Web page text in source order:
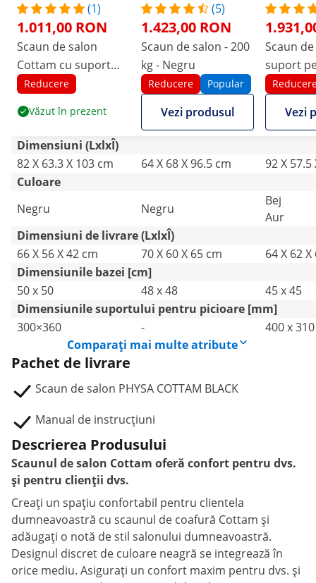
(1)
1.011,00 RON
Scaun de salon
Cottam cu suport
pentru picioare -
49 - 63 cm - 150 kg -
negru
Reducere
Văzut în prezent
(5)
1.423,00 RON
Scaun de salon - 200
kg - Negru
Reducere Popular
Vezi produsul
Scaun
suport
picioare
mm -
Vezi
Dimensiuni (LxlxÎ)
82 X 63.3 X 103 cm
64 X 68 X 96.5 cm
92 X 57.5
Culoare
Negru
Negru
Bej
Aur
Dimensiuni de livrare (LxlxÎ)
66 X 56 X 42 cm
70 X 60 X 65 cm
64 X 62
Dimensiunile bazei [cm]
50 x 50
48 x 48
45 x 45
Dimensiunile suportului pentru picioare [mm]
300×360
-
400 x 310
Comparați mai multe atribute
Pachet de livrare
Scaun de salon PHYSA COTTAM BLACK
Manual de instrucțiuni
Descrierea Produsului
Scaunul de salon Cottam oferă confort pentru dvs.
și pentru clienții dvs.
Creați un spațiu confortabil pentru clientela
dumneavoastră cu scaunul de coafură Cottam și
adăugați o notă de stil salonului dumneavoastră.
Designul discret de culoare neagră se integrează în
orice mediu. Asigurați un confort maxim pentru dvs. și